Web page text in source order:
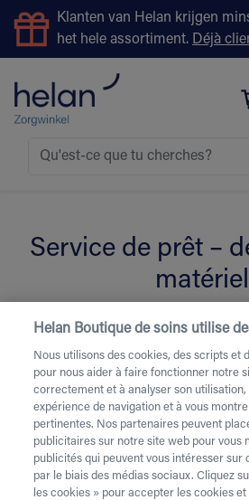
Klanten van Helan krijgen
het hele assortiment. Déjà
Service de prêt –
matériel
Remplissez le formulaire ci-
matériel de soins.Besoin d’une
d’une livraison le week-end?
téléphone au 02 218 22 22.
Vous avez besoin de béquilles?
uniquement disponibles à l’achat.
retirer du matériel de location ?
Helan Boutique de soins utilise
Nous utilisons des cookies, des scripts et
pour nous aider à faire fonctionner notre
correctement et à analyser son
expérience de navigation et à vous
pertinentes. Nos partenaires peuvent
publicitaires sur notre site web pour vous
publicités qui peuvent vous intéresser sur
par le biais des médias sociaux. Cliquez
les cookies » pour accepter les cookies